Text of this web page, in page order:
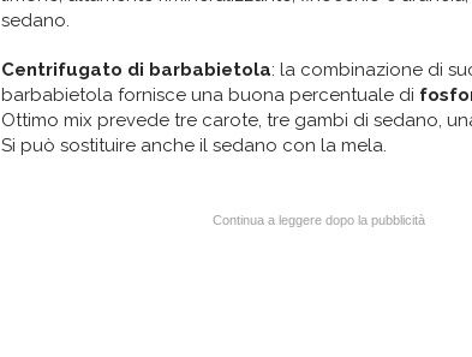
sedano.
Centrifugato di barbabietola: la combinazione di
barbabietola fornisce una buona percentuale di
Ottimo mix prevede tre carote, tre gambi di sedano,
Si può sostituire anche il sedano con la mela.
Continua a leggere dopo la pubblicità